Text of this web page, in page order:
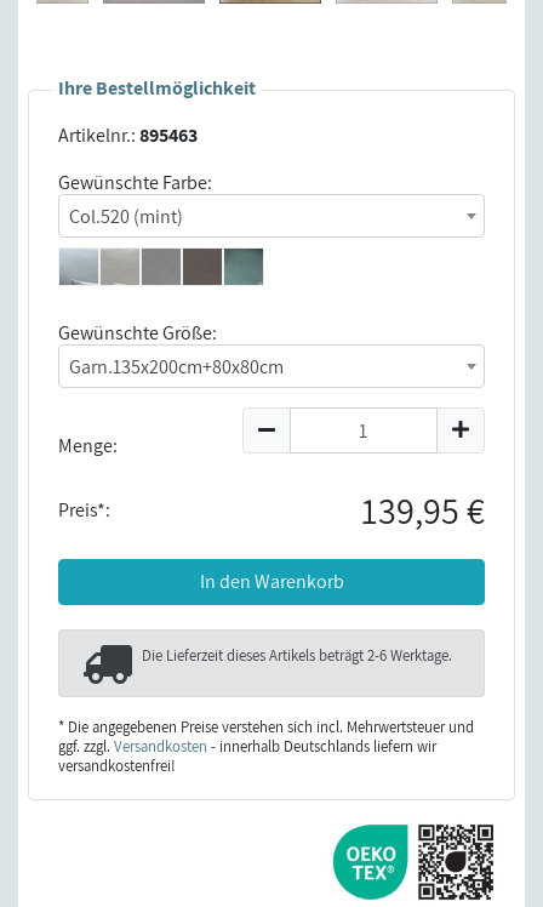
Ihre Bestellmöglichkeit
Artikelnr.:895463
Gewünschte Farbe:
Col.520 (mint)
Gewünschte Größe:
Garn.135x200cm+80x80cm
Menge:
Preis*: 139,95 €
In den Warenkorb
Die Lieferzeit dieses Artikels beträgt2-6 Werktage.
* Die angegebenen Preise verstehen sich incl. Mehrwertsteuer und
ggf. zzgl.Versandkosten - innerhalb Deutschlands liefern wir
versandkostenfrei!